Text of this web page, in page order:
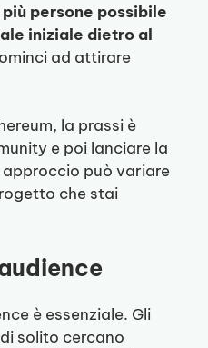
persone possibile
iniziale dietro al
ad attirare
la prassi è
e poi lanciare la
approccio può variare
che stai
è essenziale. Gli
solito cercano